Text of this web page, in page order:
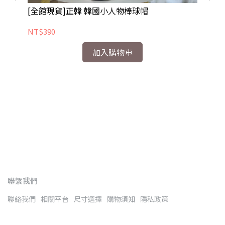
[全館現貨]正韓 韓國小人物棒球帽
NT$390
加入購物車
聯繫我們
聯絡我們 相關平台 尺寸選擇 購物須知 隱私政策